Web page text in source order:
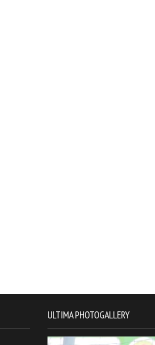
ULTIMA PHOTOGALLERY